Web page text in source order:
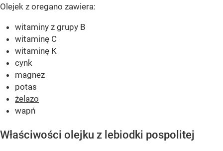
Olejek z oregano zawiera:
witaminy z grupy B
witaminę C
witaminę K
cynk
magnez
potas
żelazo
wapń
Właściwości olejku z lebiodki pospolitej